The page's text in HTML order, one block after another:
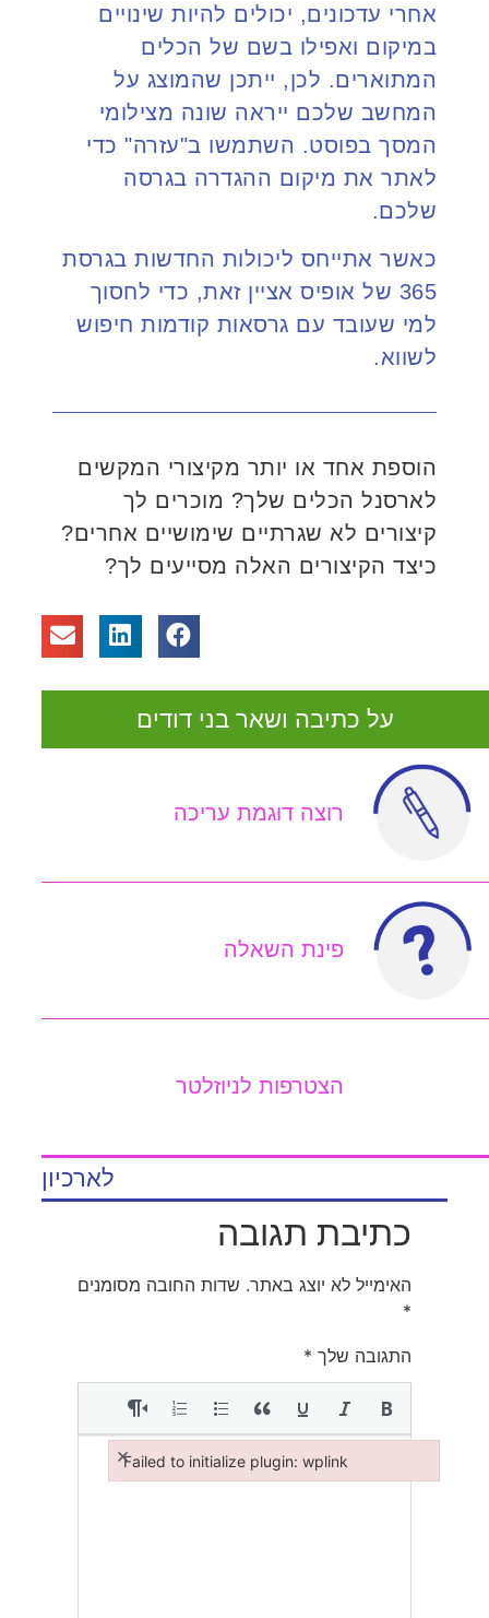
אחרי עדכונים, יכולים להיות שינויים
במיקום ואפילו בשם של הכלים
המתוארים. לכן, ייתכן שהמוצג על
המחשב שלכם ייראה שונה מצילומי
המסך בפוסט. השתמשו ב"עזרה" כדי
לאתר את מיקום ההגדרה בגרסה
שלכם.
כאשר אתייחס ליכולות החדשות בגרסת
365 של אופיס אציין זאת, כדי לחסוך
למי שעובד עם גרסאות קודמות חיפוש
לשווא.
הוספת אחד או יותר מקיצורי המקשים
לארסנל הכלים שלך? מוכרים לך
קיצורים לא שגרתיים שימושיים אחרים?
כיצד הקיצורים האלה מסייעים לך?
על כתיבה ושאר בני דודים
רוצה דוגמת עריכה
פינת השאלה
הצטרפות לניוזלטר
לארכיון
כתיבת תגובה
האימייל לא יוצג באתר. שדות החובה מסומנים
*
התגובה שלך *
Failed to initialize plugin: wplink
×
Failed to initialize plugin: wplink